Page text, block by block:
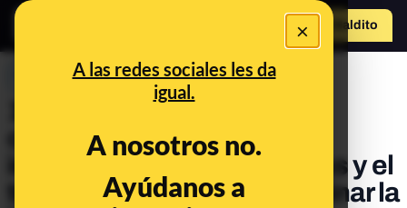
×
A las redes sociales les da
igual.
A nosotros no.
Ayúdanos a
Hazte Maldito
PREBUNKING
11 historias para el 11-F:
científicas, tecnólogas e
investigadoras inspiradoras y el
trabajo por hacer para eliminar la